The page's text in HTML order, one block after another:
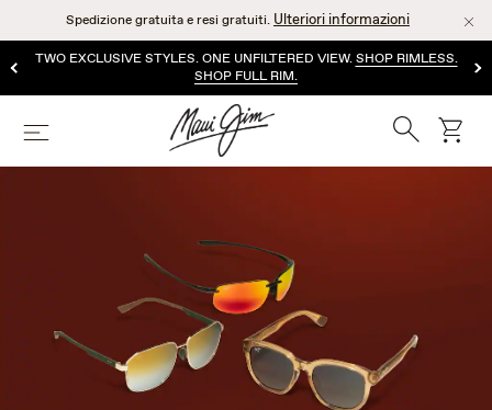
contenuto
principale
Spedizione gratuita e resi gratuiti. Ulteriori informazioni
TWO EXCLUSIVE STYLES. ONE UNFILTERED VIEW.SHOP RIMLESS.
SHOP FULL RIM.
Menù Ricerca Cart